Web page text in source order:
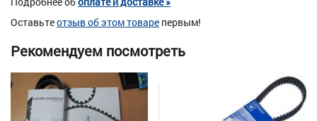
Оставьтеотзыв об этом товаре первым!
Рекомендуем посмотреть